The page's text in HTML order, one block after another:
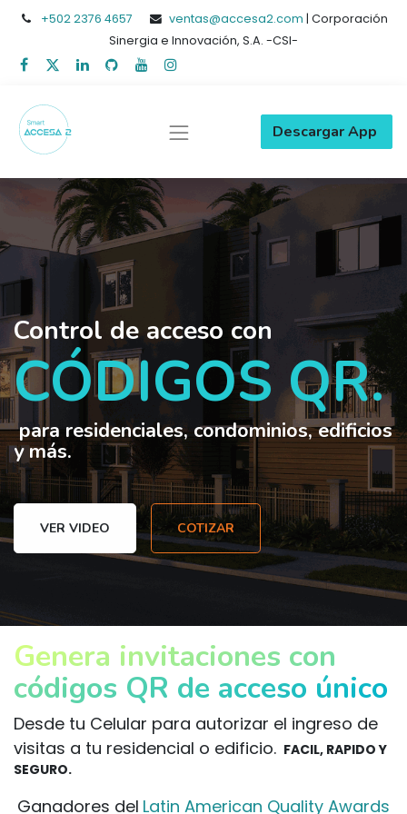
+5022376 4657 ventas@accesa2.com | Corporación
Sinergia e Innovación, S.A. -CSI-
Descargar App
Control de acceso con
CÓDIGOS QR.
para residenciales, condominios, edificios
y más.
VER VIDEO COTIZAR
Genera invitaciones con
códigos QR de acceso único
Desde tu Celular para autorizar el ingreso de
visitas a tu residencial o edificio. FACIL, RAPIDO Y
SEGURO.
Ganadores del Latin American Quality Awards